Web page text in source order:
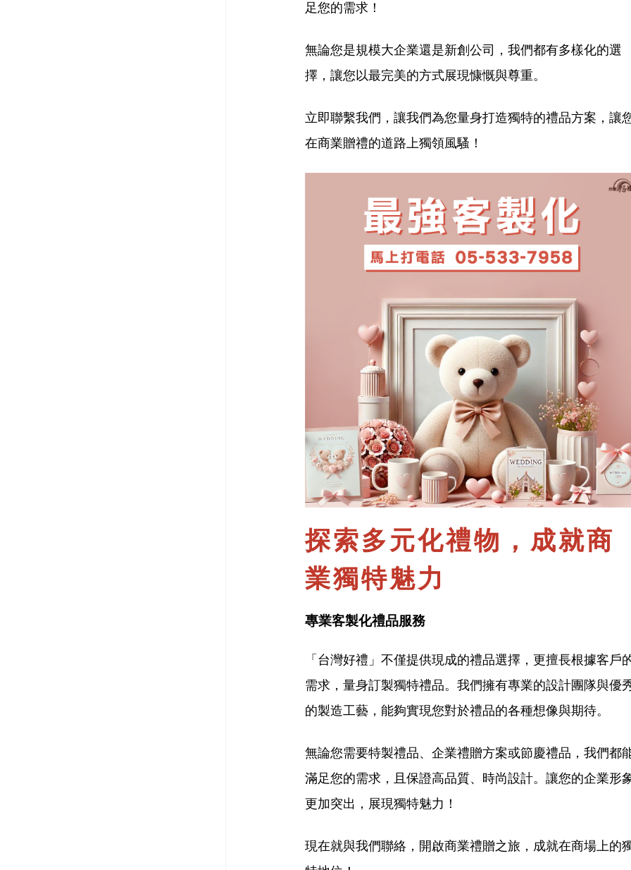
足您的需求！
無論您是規模大企業還是新創公司，我們都有多樣化的選
擇，讓您以最完美的方式展現慷慨與尊重。
立即聯繫我們，讓我們為您量身打造獨特的禮品方案，讓
在商業贈禮的道路上獨領風騷！
探索多元化禮物，成就商
業獨特魅力
專業客製化禮品服務
「台灣好禮」不僅提供現成的禮品選擇，更擅長根據客戶
需求，量身訂製獨特禮品。我們擁有專業的設計團隊與優
的製造工藝，能夠實現您對於禮品的各種想像與期待。
無論您需要特製禮品、企業禮贈方案或節慶禮品，我們都
滿足您的需求，且保證高品質、時尚設計。讓您的企業形
更加突出，展現獨特魅力！
現在就與我們聯絡，開啟商業禮贈之旅，成就在商場上的